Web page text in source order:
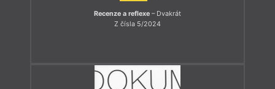
Recenze a reflexe – Dvakrát
Z čísla 5/2024